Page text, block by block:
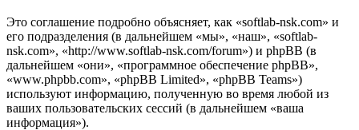
Это соглашение подробно объясняет, как «softlab-nsk.com» и
его подразделения (в дальнейшем «мы», «наш», «softlab-
nsk.com», «http://www.softlab-nsk.com/forum») и phpBB (в
дальнейшем «они», «программное обеспечение phpBB»,
«www.phpbb.com», «phpBB Limited», «phpBB Teams»)
используют информацию, полученную во время любой из
ваших пользовательских сессий (в дальнейшем «ваша
информация»).